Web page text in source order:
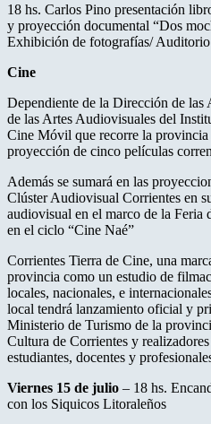
18 hs. Carlos Pino presentación
y proyección documental “Dos
Exhibición de fotografías/
Cine
Dependiente de la Dirección de las
de las Artes Audiovisuales del
Cine Móvil que recorre la provincia
proyección de cinco películas
Además se sumará en las
Clúster Audiovisual Corrientes en
audiovisual en el marco de la
en el ciclo “Cine Naé”
Corrientes Tierra de Cine, una
provincia como un estudio de
locales, nacionales, e
local tendrá lanzamiento oficial y
Ministerio de Turismo de la
Cultura de Corrientes y
estudiantes, docentes y
Viernes 15 de julio – 18 hs.
con los Siquicos Litoraleños